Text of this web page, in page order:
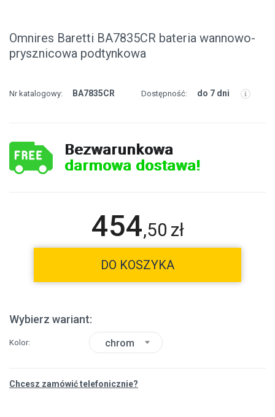
Omnires Baretti BA7835CR bateria wannowo-
prysznicowa podtynkowa
Nr katalogowy: BA7835CR Dostępność: do 7 dni
Bezwarunkowa
darmowa dostawa!
454,50 zł
DO KOSZYKA
Wybierz wariant:
Kolor chrom
Chcesz zamówić telefonicznie?